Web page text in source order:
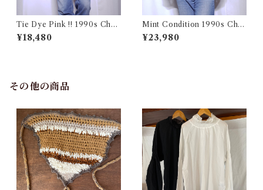
Tie Dye Pink !! 1990s Cha
mpion Reverse Weave USA
/ チャンピオン リバースウィ
¥18,480
Mint Condition 1990s Cha
mpion Reverse Weave Size
L / チャンピオン リバースウ
¥23,980
その他の商品